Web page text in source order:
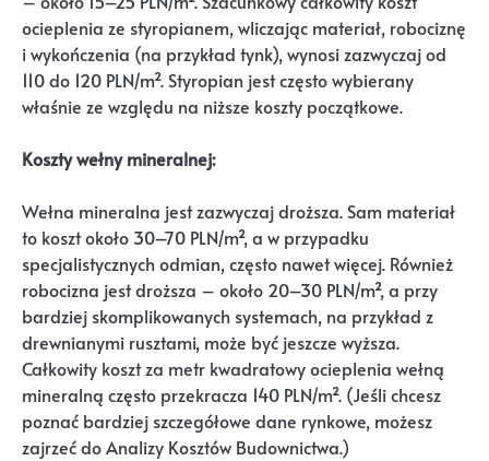
ocieplenia ze styropianem, wliczając materiał, robociznę
i wykończenia (na przykład tynk), wynosi zazwyczaj od
110 do 120 PLN/m². Styropian jest często wybierany
właśnie ze względu na niższe koszty początkowe.
Koszty wełny mineralnej:
Wełna mineralna jest zazwyczaj droższa. Sam materiał
to koszt około 30–70 PLN/m², a w przypadku
specjalistycznych odmian, często nawet więcej. Również
robocizna jest droższa – około 20–30 PLN/m², a przy
bardziej skomplikowanych systemach, na przykład z
drewnianymi rusztami, może być jeszcze wyższa.
Całkowity koszt za metr kwadratowy ocieplenia wełną
mineralną często przekracza 140 PLN/m². (Jeśli chcesz
poznać bardziej szczegółowe dane rynkowe, możesz
zajrzeć do Analizy Kosztów Budownictwa.)